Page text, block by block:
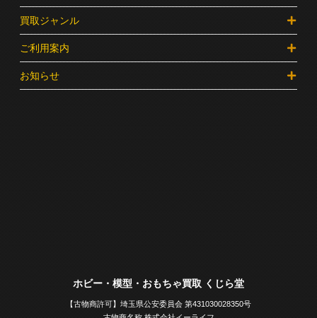
買取ジャンル
ご利用案内
お知らせ
ホビー・模型・おもちゃ買取 くじら堂
【古物商許可】埼玉県公安委員会 第431030028350号